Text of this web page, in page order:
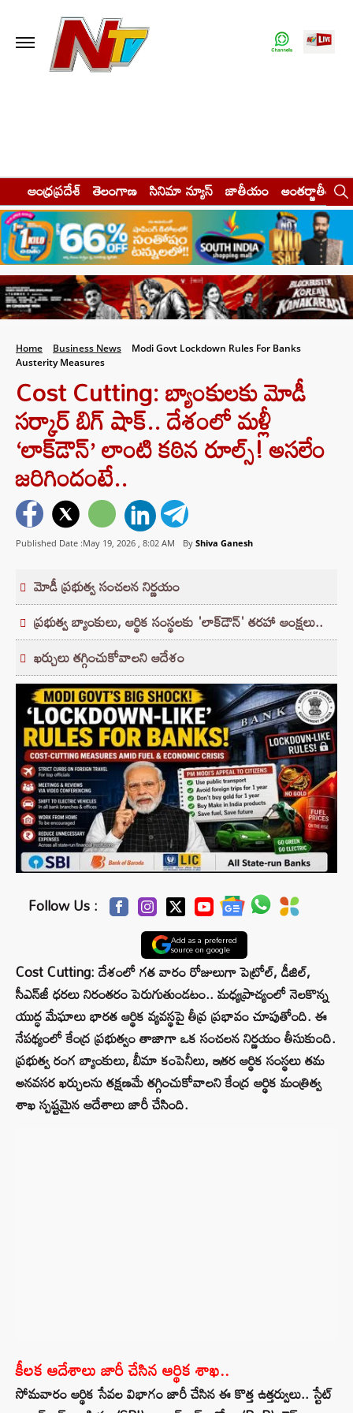
ఆంధ్రప్రదేశ్ తెలంగాణ సినిమా న్యూస్ జాతీయం అంతర్జాతీయం
Home Business News
Modi Govt Lockdown Rules For Banks
Austerity Measures
Cost Cutting: బ్యాంకులకు మోడీ
సర్కార్ బిగ్ షాక్.. దేశంలో మళ్లీ
‘లాక్‌డౌన్’ లాంటి కఠిన రూల్స్! అసలేం
జరిగిందంటే..
Published Date :May 19, 2026 , 8:02 AM By Shiva Ganesh
మోడీ ప్రభుత్వ సంచలన నిర్ణయం
ప్రభుత్వ బ్యాంకులు, ఆర్థిక సంస్థలకు 'లాక్‌డౌన్' తరహా ఆంక్షలు..
ఖర్చులు తగ్గించుకోవాలని ఆదేశం
Follow Us :
Add as a preferred
source on google
Cost Cutting: దేశంలో గత వారం రోజులుగా పెట్రోల్, డీజిల్,
సీఎన్‌జీ ధరలు నిరంతరం పెరుగుతుండటం.. మధ్యప్రాచ్యంలో నెలకొన్న
యుద్ధ మేఘాలు భారత ఆర్థిక వ్యవస్థపై తీవ్ర ప్రభావం చూపుతోంది. ఈ
నేపథ్యంలో కేంద్ర ప్రభుత్వం తాజాగా ఒక సంచలన నిర్ణయం తీసుకుంది.
ప్రభుత్వ రంగ బ్యాంకులు, బీమా కంపెనీలు, ఇతర ఆర్థిక సంస్థలు తమ
అనవసర ఖర్చులను తక్షణమే తగ్గించుకోవాలని కేంద్ర ఆర్థిక మంత్రిత్వ
శాఖ స్పష్టమైన ఆదేశాలు జారీ చేసింది.
కీలక ఆదేశాలు జారీ చేసిన ఆర్థిక శాఖ..
సోమవారం ఆర్థిక సేవల విభాగం జారీ చేసిన ఈ కొత్త ఉత్తర్వులు.. స్టేట్